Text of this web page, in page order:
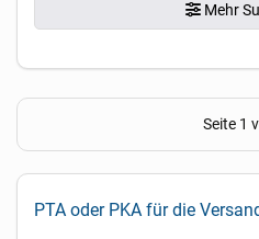
Mehr
Seite 1
PTA oder PKA für die